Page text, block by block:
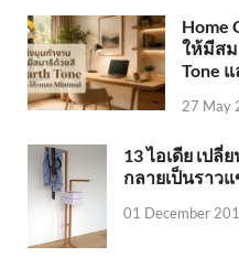
Home
ให้มีสม
Tone
27 May
13 ไอเดีย เป
กลายเป็นราว
01 December